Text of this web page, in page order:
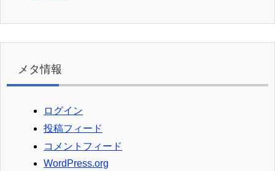
メタ情報
ログイン
投稿フィード
コメントフィード
WordPress.org